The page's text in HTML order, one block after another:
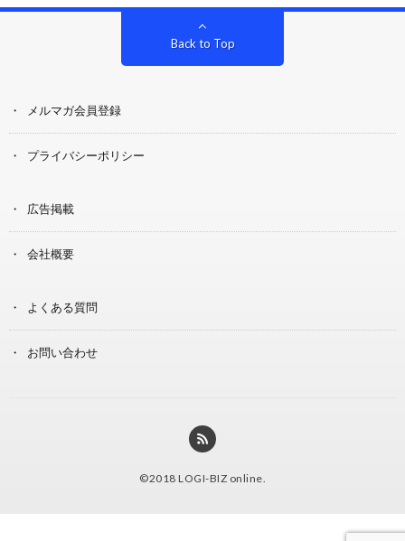
Back to Top
メルマガ会員登録
プライバシーポリシー
広告掲載
会社概要
よくある質問
お問い合わせ
©2018 LOGI-BIZ online